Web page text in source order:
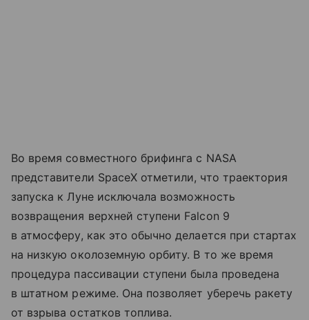
Во время совместного брифинга с NASA
представители SpaceX отметили, что траектория
запуска к Луне исключала возможность
возвращения верхней ступени Falcon 9
в атмосферу, как это обычно делается при стартах
на низкую околоземную орбиту. В то же время
процедура пассивации ступени была проведена
в штатном режиме. Она позволяет уберечь ракету
от взрыва остатков топлива.